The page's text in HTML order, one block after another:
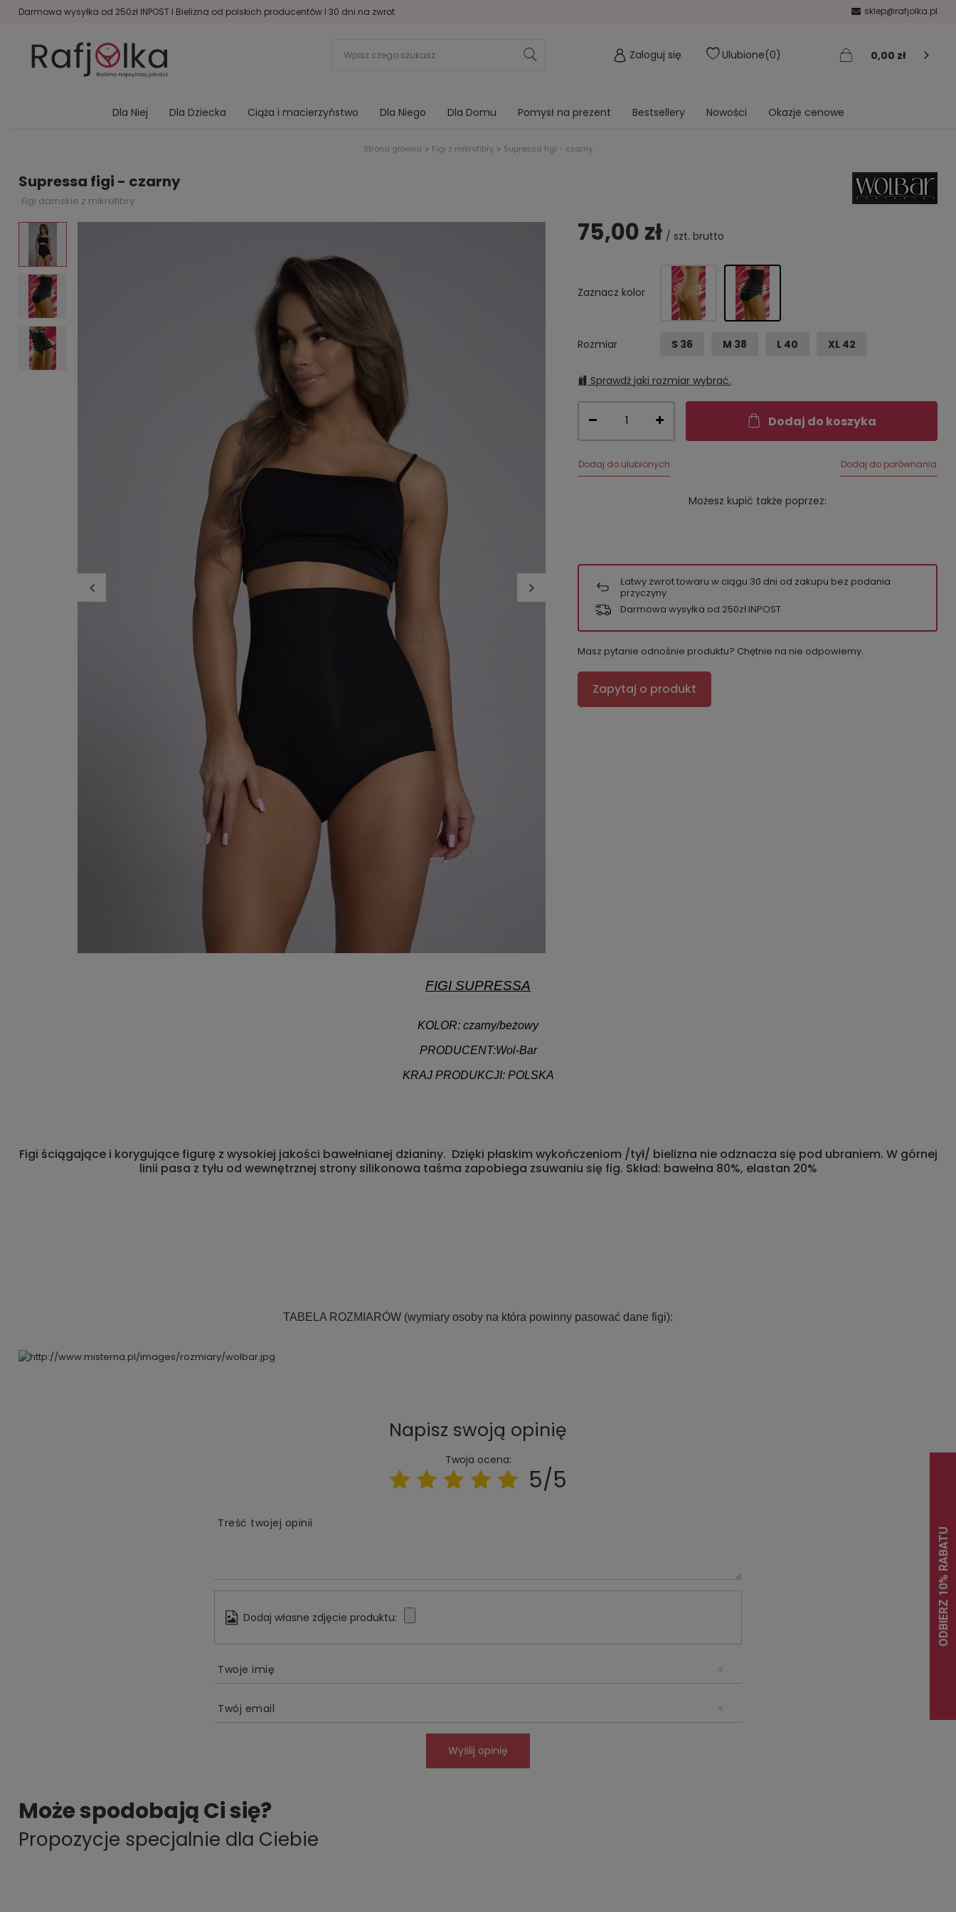
Darmowa wysyłka od 250zł INPOST I Bielizna od polskich producentów I 30 dni na zwrot sklep@rafjolka.pl
Zaloguj się Ulubione 0 0,00 zł
Dla Niej Dla Dziecka Ciąża i macierzyństwo Dla Niego Dla Domu Pomysł na prezent Bestsellery Nowości Okazje cenowe
Strona główna Figi z mikrofibry Supressa figi - czarny
Supressa figi - czarny
Figi damskie z mikrofibry
75,00 zł / szt. brutto
Zaznacz kolor
Rozmiar S 36 M 38 L 40 XL 42
Sprawdź jaki rozmiar wybrać.
Dodaj do koszyka
Dodaj do ulubionych Dodaj do porównania
Możesz kupić także poprzez:
Łatwy zwrot towaru w ciągu 30 dni od zakupu bez podania
przyczyny
Darmowa wysyłka od 250zł INPOST
Masz pytanie odnośnie produktu? Chętnie na nie odpowiemy.
Zapytaj o produkt
FIGI SUPRESSA
KOLOR: czarny/beżowy
PRODUCENT:Wol-Bar
KRAJ PRODUKCJI: POLSKA
Figi ściągające i korygujące figurę z wysokiej jakości bawełnianej dzianiny. Dzięki płaskim wykończeniom /tył/ bielizna nie odznacza się pod ubraniem. W górnej
linii pasa z tyłu od wewnętrznej strony silikonowa taśma zapobiega zsuwaniu się fig. Skład: bawełna 80%, elastan 20%
TABELA ROZMIARÓW (wymiary osoby na która powinny pasować dane figi):
Napisz swoją opinię
Twoja ocena:
5/5
Treść twojej opinii
Dodaj własne zdjęcie produktu:
Twoje imię
Twój email
Wyślij opinię
Może spodobają Ci się?
Propozycje specjalnie dla Ciebie